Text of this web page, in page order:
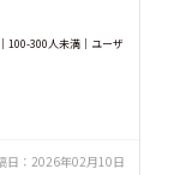
100-300人未満｜ユーザ
日： 2026年02月10日